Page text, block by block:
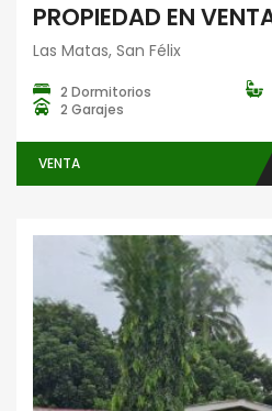
Las Matas, San Félix
2 Dormitorios
2 Garajes
VENTA